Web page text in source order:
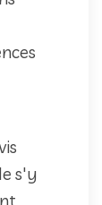
s'y